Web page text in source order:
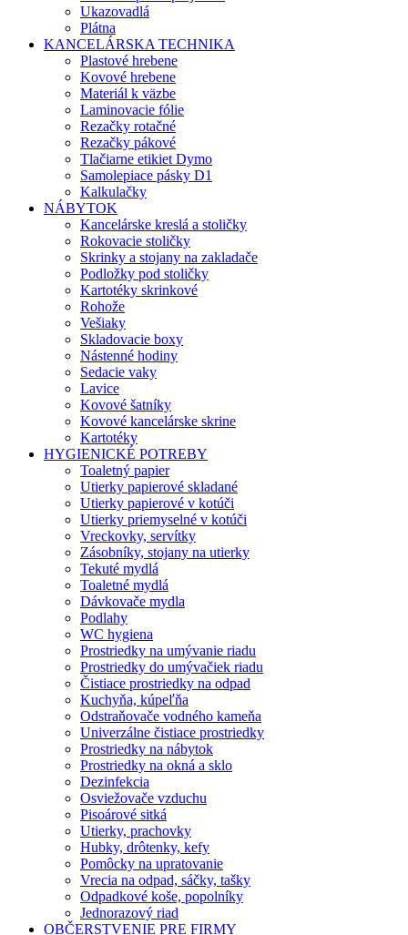
Ukazovadlá
Plátna
KANCELÁRSKA TECHNIKA
Plastové hrebene
Kovové hrebene
Materiál k väzbe
Laminovacie fólie
Rezačky rotačné
Rezačky pákové
Tlačiarne etikiet Dymo
Samolepiace pásky D1
Kalkulačky
NÁBYTOK
Kancelárske kreslá a stoličky
Rokovacie stoličky
Skrinky a stojany na zakladače
Podložky pod stoličky
Kartotéky skrinkové
Rohože
Vešiaky
Skladovacie boxy
Nástenné hodiny
Sedacie vaky
Lavice
Kovové šatníky
Kovové kancelárske skrine
Kartotéky
HYGIENICKÉ POTREBY
Toaletný papier
Utierky papierové skladané
Utierky papierové v kotúči
Utierky priemyselné v kotúči
Vreckovky, servítky
Zásobníky, stojany na utierky
Tekuté mydlá
Toaletné mydlá
Dávkovače mydla
Podlahy
WC hygiena
Prostriedky na umývanie riadu
Prostriedky do umývačiek riadu
Čistiace prostriedky na odpad
Kuchyňa, kúpeľňa
Odstraňovače vodného kameňa
Univerzálne čistiace prostriedky
Prostriedky na nábytok
Prostriedky na okná a sklo
Dezinfekcia
Osviežovače vzduchu
Pisoárové sitká
Utierky, prachovky
Hubky, drôtenky, kefy
Pomôcky na upratovanie
Vrecia na odpad, sáčky, tašky
Odpadkové koše, popolníky
Jednorazový riad
OBČERSTVENIE PRE FIRMY